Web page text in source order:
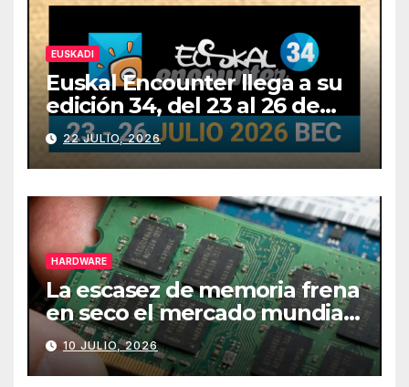
EUSKADI
Euskal Encounter llega a su
edición 34, del 23 al 26 de
julio
22 JULIO, 2026
HARDWARE
La escasez de memoria frena
en seco el mercado mundial
de PCs
10 JULIO, 2026